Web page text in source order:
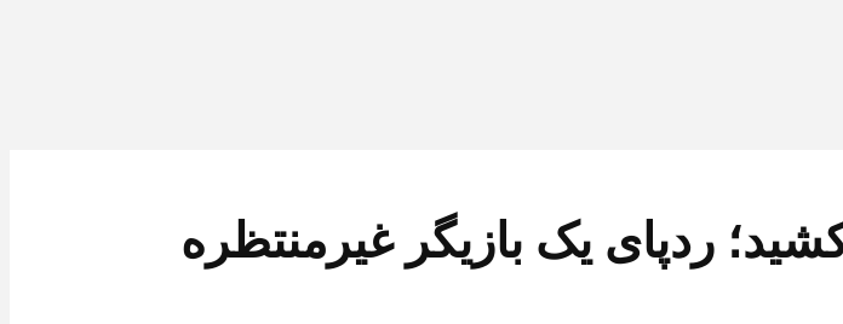
ردپای یک بازیگر غیرمنتظره